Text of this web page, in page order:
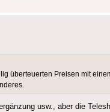
überteuerten Preisen mit
usw., aber die